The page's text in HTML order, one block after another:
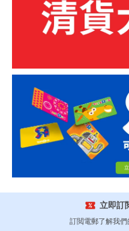
立即訂
訂閲電郵了解我